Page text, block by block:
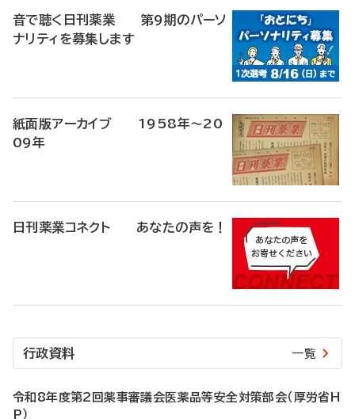
音で聴く日刊薬業 第9期のパーソ
ナリティを募集します
紙面版アーカイブ 1958年～20
09年
日刊薬業コネクト あなたの声を！
行政資料 一覧
令和8年度第2回薬事審議会医薬品等安全対策部会（厚労省H
P）